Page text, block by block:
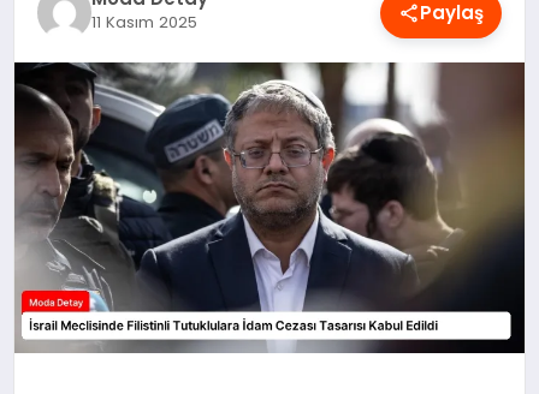
TEKNOLOJI
YAŞAM
11 Kasım 2025 Paylaş